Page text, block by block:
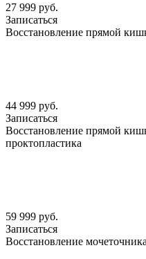
27 999 руб.
Записаться
Восстановление прямой
44 999 руб.
Записаться
Восстановление прямой
проктопластика
59 999 руб.
Записаться
Восстановление мочеточника